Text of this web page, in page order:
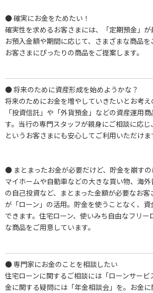
● 確実にお金をためたい！
確実性を求めるお客さまには、「定期預金」が
お預入金額や期間に応じて、さまざまな商品を
お客さまにぴったりの商品をご提案します。
● 将来のために資産形成を始めようかな？
将来のためにお金を増やしていきたいとお考え
「投資信託」や「外貨預金」などの資産運用
す。当行の専門スタッフが親身にご相談に応
というお客さまにも安心してご利用いただけま
● まとまったお金が必要だけど、貯金を崩すの
マイホームや自動車などの大きな買い物、海
の自己投資など、まとまった金額が必要なお
が「ローン」の活用。貯金を使うことなく、
できます。住宅ローン、使いみち自由なフリー
な商品をご用意しています。
● 専門家にお金のことを相談したい
住宅ローンに関するご相談には「ローンサー
金に関する疑問には「年金相談会」を。お金